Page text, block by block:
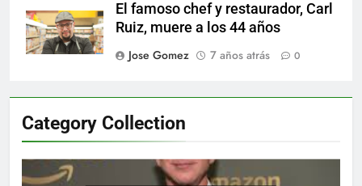
El famoso chef y restaurador, Carl
Ruiz, muere a los 44 años
Jose Gomez
7 años atrás 0
Category Collection